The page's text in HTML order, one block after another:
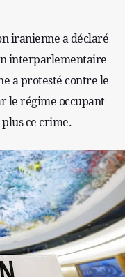
iranienne a déclaré
interparlementaire
a protesté contre le
le régime occupant
ce crime.